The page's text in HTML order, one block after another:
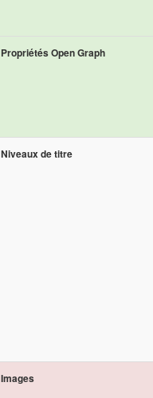
Propriétés Open Graph
Niveaux de titre
Images